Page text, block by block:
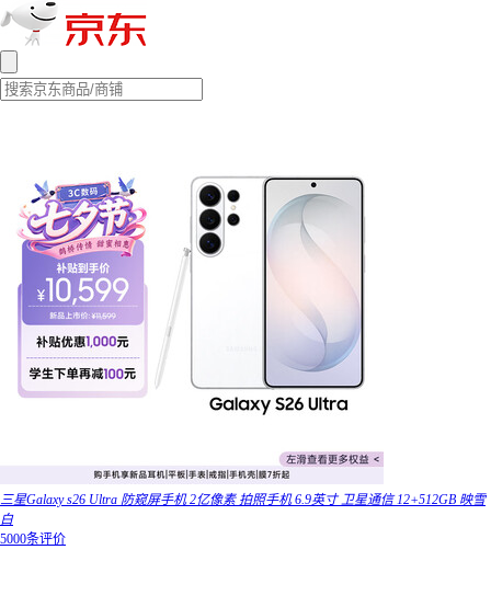
三星Galaxy s26 Ultra 防窥屏手机 2亿像素 拍照手机 6.9英寸 卫星通信 12+512GB 映雪
白
5000条评价